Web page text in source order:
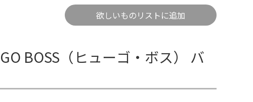
欲しいものリストに追加
BOSS（ヒューゴ・ボス） バ